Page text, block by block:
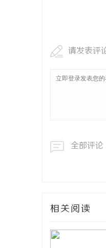
请发表评
全部评论
相关阅读